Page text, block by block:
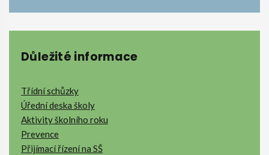
Důležité informace
Třídní schůzky
Úřední deska školy
Aktivity školního roku
Prevence
Přijímací řízení na SŠ